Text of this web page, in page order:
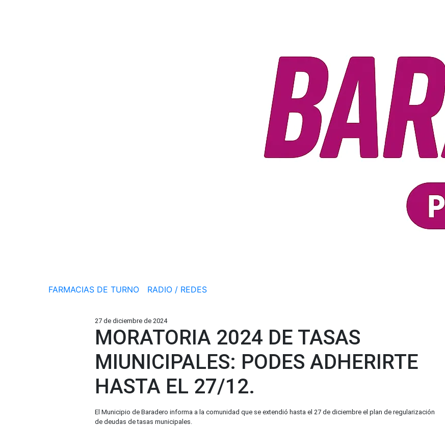
FARMACIAS DE TURNO RADIO / REDES
27 de diciembre de 2024
MORATORIA 2024 DE TASAS
MIUNICIPALES: PODES ADHERIRTE
HASTA EL 27/12.
El Municipio de Baradero informa a la comunidad que se extendió hasta el 27 de diciembre el plan de regularización
de deudas de tasas municipales.